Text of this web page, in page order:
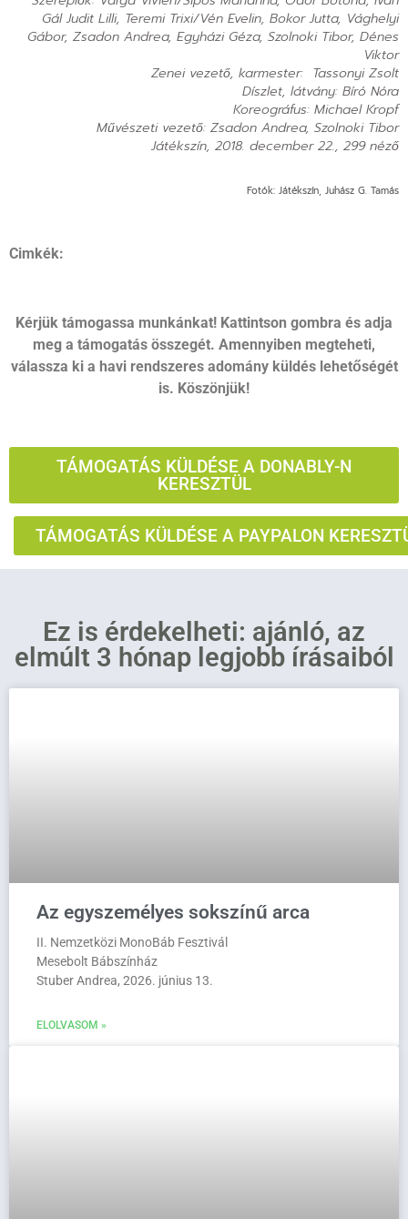
Gál Judit Lilli, Teremi Trixi/Vén Evelin, Bokor Jutta, Vághelyi
Gábor, Zsadon Andrea, Egyházi Géza, Szolnoki Tibor, Dénes
Viktor
Zenei vezető, karmester: Tassonyi Zsolt
Díszlet, látvány: Bíró Nóra
Koreográfus: Michael Kropf
Művészeti vezető: Zsadon Andrea, Szolnoki Tibor
Játékszín, 2018. december 22., 299 néző
Fotók: Játékszín, Juhász G. Tamás
Cimkék:
Kérjük támogassa munkánkat! Kattintson gombra és adja
meg a támogatás összegét. Amennyiben megteheti,
válassza ki a havi rendszeres adomány küldés lehetőségét
is. Köszönjük!
TÁMOGATÁS KÜLDÉSE A DONABLY-N
KERESZTÜL
TÁMOGATÁS KÜLDÉSE A PAYPALON
Ez is érdekelheti: ajánló, az
elmúlt 3 hónap legjobb írásaiból
Az egyszemélyes sokszínű arca
II. Nemzetközi MonoBáb Fesztivál
Mesebolt Bábszínház
Stuber Andrea, 2026. június 13.
ELOLVASOM »